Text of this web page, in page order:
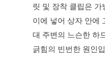
릿 및 장착 클립은
이에 넣어 상자 안에
대 주변의 느슨한 하
긁힘의 빈번한 원인